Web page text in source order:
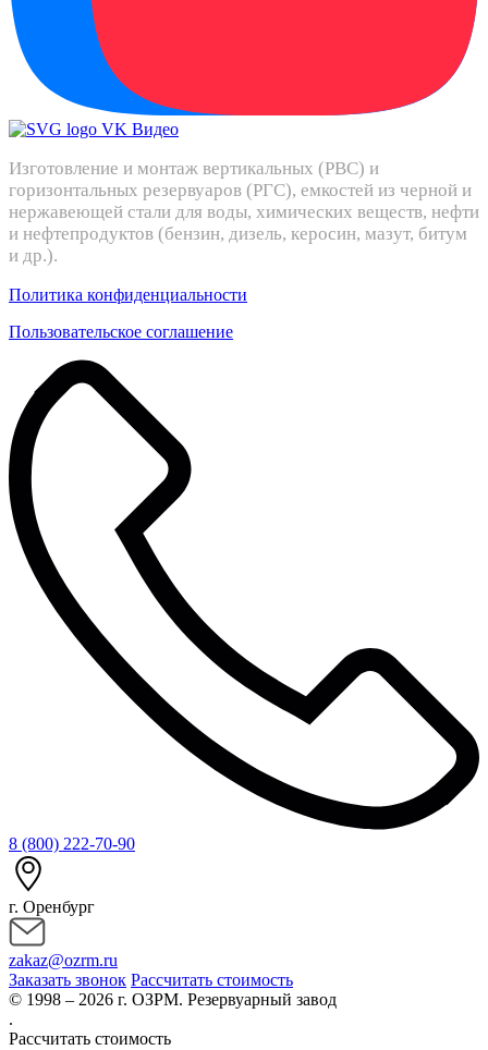
Изготовление и монтаж вертикальных (РВС) и
горизонтальных резервуаров (РГС), емкостей из черной и
нержавеющей стали для воды, химических веществ, нефти
и нефтепродуктов (бензин, дизель, керосин, мазут, битум
и др.).
Политика конфиденциальности
Пользовательское соглашение
8 (800) 222-70-90
г. Оренбург
zakaz@ozrm.ru
Заказать звонок Рассчитать стоимость
© 1998 – 2026 г. ОЗРМ. Резервуарный завод
.
Рассчитать стоимость